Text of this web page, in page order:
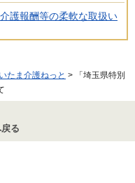
護報酬等の柔軟な取扱い
たま介護ねっと > 「埼玉県特別
る